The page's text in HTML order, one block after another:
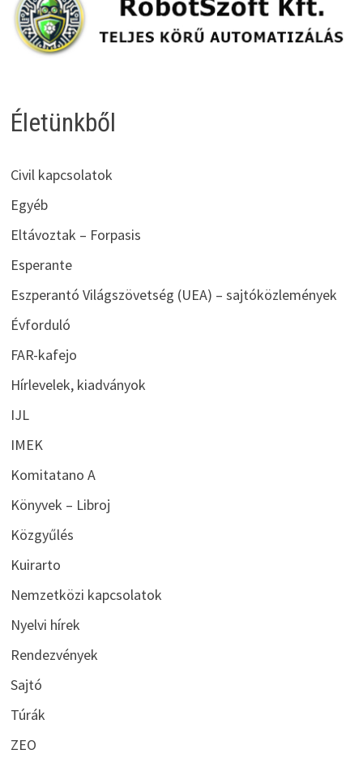
Életünkből
Civil kapcsolatok
Egyéb
Eltávoztak – Forpasis
Esperante
Eszperantó Világszövetség (UEA) – sajtóközlemények
Évforduló
FAR-kafejo
Hírlevelek, kiadványok
IJL
IMEK
Komitatano A
Könyvek – Libroj
Közgyűlés
Kuirarto
Nemzetközi kapcsolatok
Nyelvi hírek
Rendezvények
Sajtó
Túrák
ZEO